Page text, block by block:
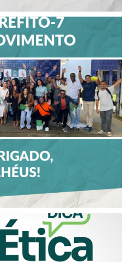
MOVIMENTO
DIÁLOGO COM
E VALORIZA
INTERIOR EM